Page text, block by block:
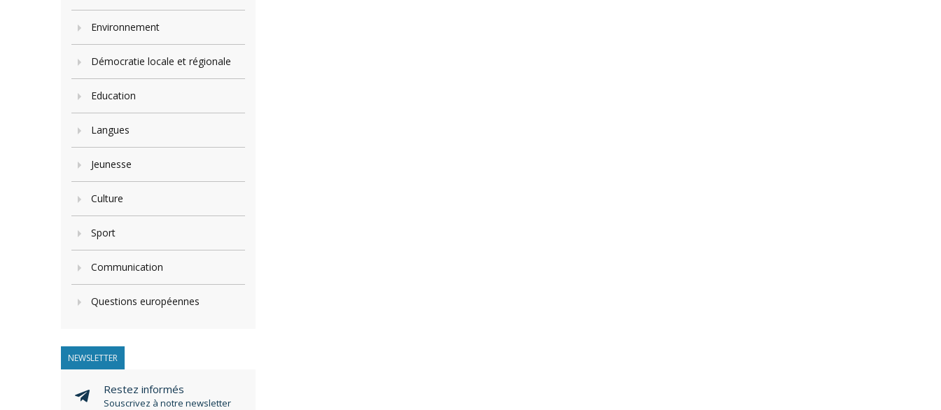
Environnement
Démocratie locale et régionale
Education
Langues
Jeunesse
Culture
Sport
Communication
Questions européennes
NEWSLETTER
Restez informés
Souscrivez à notre newsletter